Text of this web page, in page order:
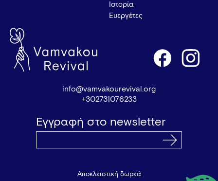
Ιστορία
Ευεργέτες
info@vamvakourevival.org
+302731076233
Εγγραφή στο newsletter
Αποκλειστική δωρεά